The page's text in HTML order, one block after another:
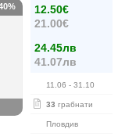
12.50€
21.00€
24.45лв
41.07лв
11.06 - 31.10
33 грабнати
Пловдив